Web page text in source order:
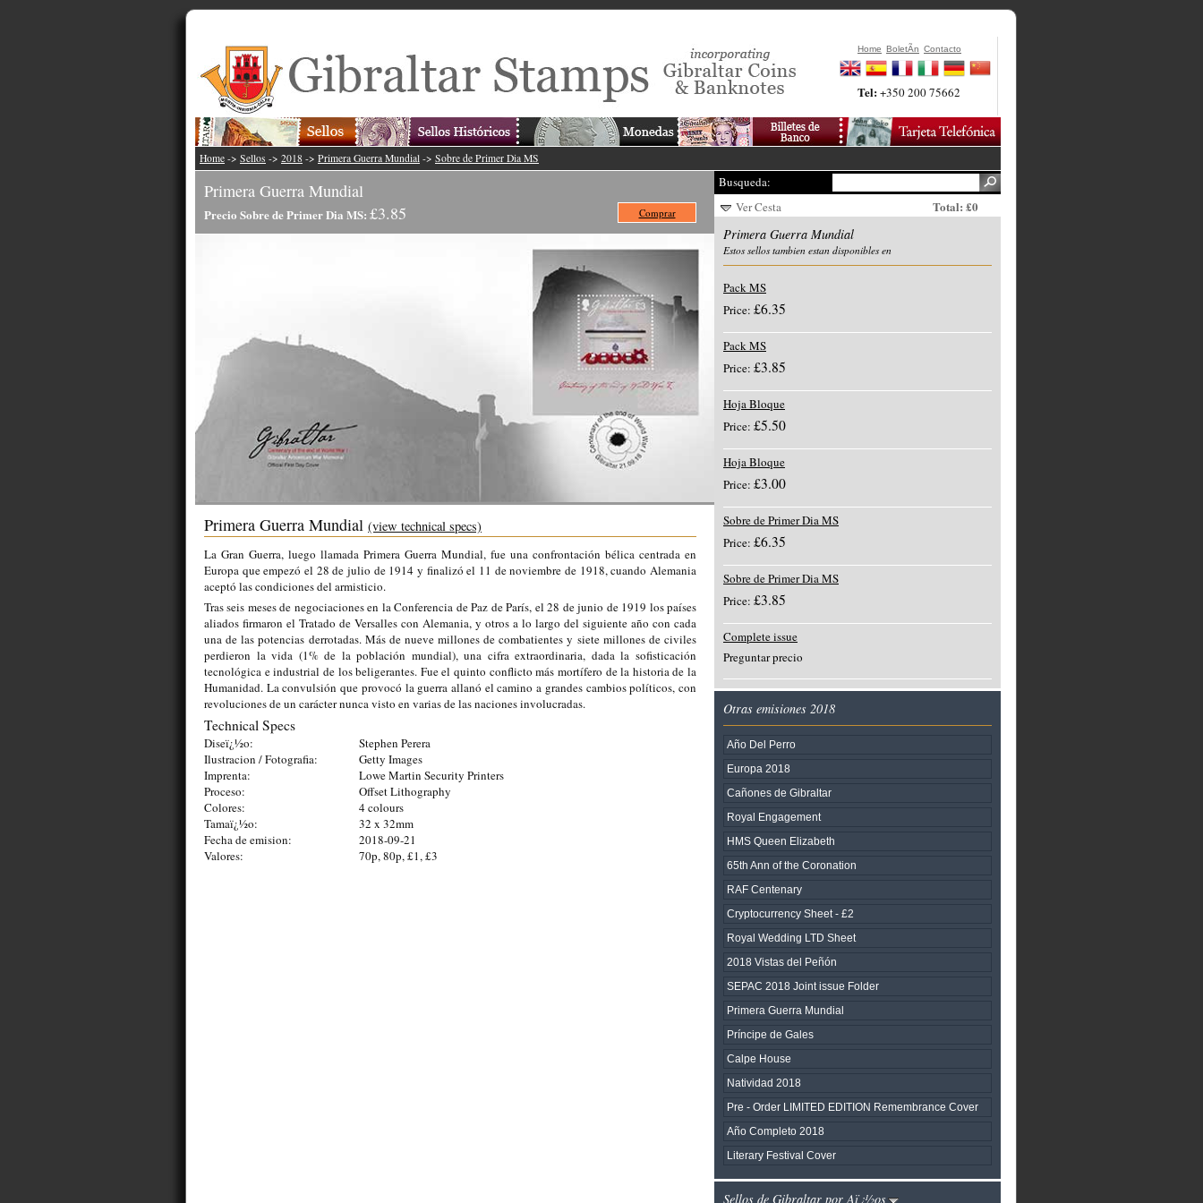
Home BoletÃ­n Contacto
Tel:+350 200 75662
Home -> Sellos -> 2018 -> Primera Guerra Mundial -> Sobre de Primer Dia MS
Primera Guerra Mundial
Precio Sobre de Primer Dia MS: £3.85 Comprar
Primera Guerra Mundial (view technical specs)
La Gran Guerra,​ luego llamada Primera Guerra Mundial, fue una confrontación bélica centrada en
Europa que empezó el 28 de julio de 1914 y finalizó el 11 de noviembre de 1918, cuando Alemania
aceptó las condiciones del armisticio.
Tras seis meses de negociaciones en la Conferencia de Paz de París, el 28 de junio de 1919 los países
aliados firmaron el Tratado de Versalles con Alemania, y otros a lo largo del siguiente año con cada
una de las potencias derrotadas. Más de nueve millones de combatientes y siete millones de civiles
perdieron la vida (1% de la población mundial)​, una cifra extraordinaria, dada la sofisticación
tecnológica e industrial de los beligerantes. Fue el quinto conflicto más mortífero de la historia de la
Humanidad. La convulsión que provocó la guerra allanó el camino a grandes cambios políticos, con
revoluciones de un carácter nunca visto en varias de las naciones involucradas.
Technical Specs
Diseï¿½o:
Stephen Perera
Ilustracion / Fotografia:
Getty Images
Imprenta:
Lowe Martin Security Printers
Proceso:
Offset Lithography
Colores:
4 colours
Tamaï¿½o:
32 x 32mm
Fecha de emision:
2018-09-21
Valores:
70p, 80p, £1, £3
Busqueda:
Ver Cesta
Total: £0
Primera Guerra Mundial
Estos sellos tambien estan disponibles en
Pack MS
Price: £6.35
Pack MS
Price: £3.85
Hoja Bloque
Price: £5.50
Hoja Bloque
Price: £3.00
Sobre de Primer Dia MS
Price: £6.35
Sobre de Primer Dia MS
Price: £3.85
Complete issue
Preguntar precio
Otras emisiones 2018
Año Del Perro
Europa 2018
Cañones de Gibraltar
Royal Engagement
HMS Queen Elizabeth
65th Ann of the Coronation
RAF Centenary
Cryptocurrency Sheet - £2
Royal Wedding LTD Sheet
2018 Vistas del Peñón
SEPAC 2018 Joint issue Folder
Primera Guerra Mundial
Príncipe de Gales
Calpe House
Natividad 2018
Pre - Order LIMITED EDITION Remembrance Cover
Año Completo 2018
Literary Festival Cover
Sellos de Gibraltar por Aï¿½os